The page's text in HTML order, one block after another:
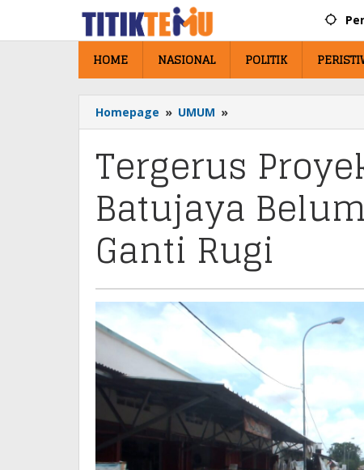
konten
HOME NASIONAL POLITIK
Homepage » UMUM »
Proyek
Warga
Batujaya
Belum
Juga
Ganti
Rugi
Tergerus
Batujaya
Ganti Rugi